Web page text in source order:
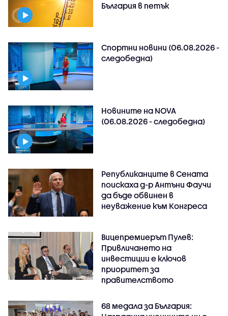
България в петък
Спортни новини (06.08.2026 -
следобедна)
Новините на NOVA
(06.08.2026 - следобедна)
Републиканците в Сената
поискаха д-р Антъни Фаучи
да бъде обвинен в
неуважение към Конгреса
Вицепремиерът Пулев:
Привличането на
инвестиции е ключов
приоритет за
правителството
68 медала за България: